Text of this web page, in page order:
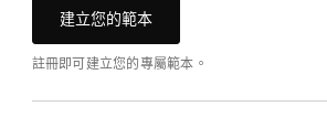
建立您的範本
註冊即可建立您的專屬範本。